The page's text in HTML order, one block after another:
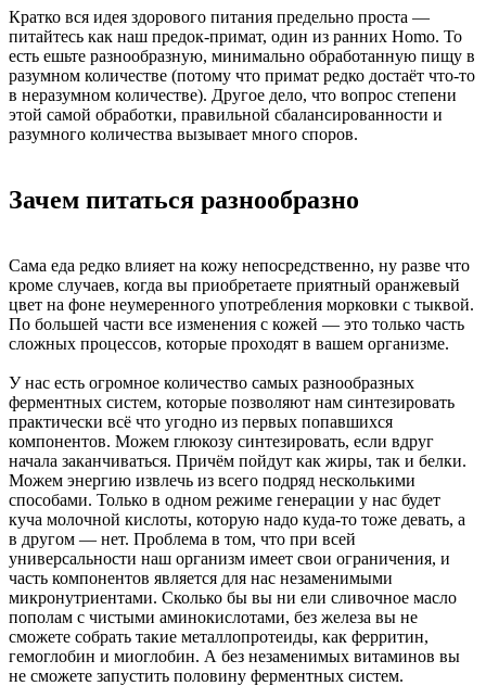
Кратко вся идея здорового питания предельно проста —
питайтесь как наш предок-примат, один из ранних Homo. То
есть ешьте разнообразную, минимально обработанную пищу в
разумном количестве (потому что примат редко достаёт что-то
в неразумном количестве). Другое дело, что вопрос степени
этой самой обработки, правильной сбалансированности и
разумного количества вызывает много споров.
Зачем питаться разнообразно
Сама еда редко влияет на кожу непосредственно, ну разве что
кроме случаев, когда вы приобретаете приятный оранжевый
цвет на фоне неумеренного употребления морковки с тыквой.
По большей части все изменения с кожей — это только часть
сложных процессов, которые проходят в вашем организме.
У нас есть огромное количество самых разнообразных
ферментных систем, которые позволяют нам синтезировать
практически всё что угодно из первых попавшихся
компонентов. Можем глюкозу синтезировать, если вдруг
начала заканчиваться. Причём пойдут как жиры, так и белки.
Можем энергию извлечь из всего подряд несколькими
способами. Только в одном режиме генерации у нас будет
куча молочной кислоты, которую надо куда-то тоже девать, а
в другом — нет. Проблема в том, что при всей
универсальности наш организм имеет свои ограничения, и
часть компонентов является для нас незаменимыми
микронутриентами. Сколько бы вы ни ели сливочное масло
пополам с чистыми аминокислотами, без железа вы не
сможете собрать такие металлопротеиды, как ферритин,
гемоглобин и миоглобин. А без незаменимых витаминов вы
не сможете запустить половину ферментных систем.